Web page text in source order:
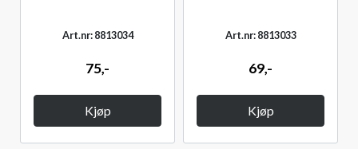
Art.nr: 8813034
75,-
Kjøp
Art.nr: 8813033
69,-
Kjøp